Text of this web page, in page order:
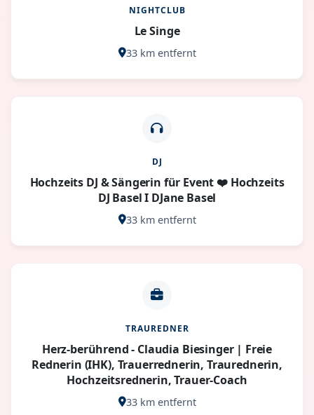
NIGHTCLUB
Le Singe
33 km entfernt
DJ
Hochzeits DJ & Sängerin für Event ❤️ Hochzeits
DJ Basel I DJane Basel
33 km entfernt
TRAUREDNER
Herz-berührend - Claudia Biesinger | Freie
Rednerin (IHK), Trauerrednerin, Traurednerin,
Hochzeitsrednerin, Trauer-Coach
33 km entfernt